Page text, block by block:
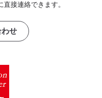
接連絡できます。
わせ